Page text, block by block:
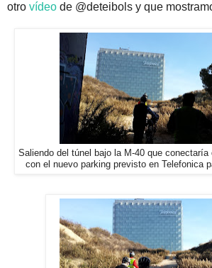
otro vídeo de @deteibols y que
Saliendo del túnel bajo la M-40 que
con el nuevo parking previsto en Telefonica